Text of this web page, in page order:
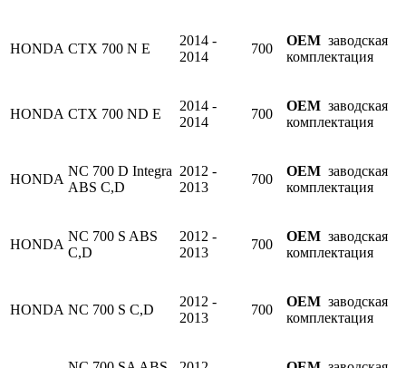
HONDA CTX 700 N E
2014 -
2014
700
OEM заводская
комплектация
HONDA CTX 700 ND E
2014 -
2014
700
OEM заводская
комплектация
HONDA
NC 700 D Integra
ABS C,D
2012 -
2013
700
OEM заводская
комплектация
HONDA
NC 700 S ABS
C,D
2012 -
2013
700
OEM заводская
комплектация
HONDA NC 700 S C,D
2012 -
2013
700
OEM заводская
комплектация